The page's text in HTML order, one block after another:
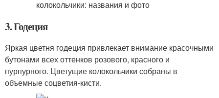
3. Годеция
Яркая цветня годеция привлекает внимание красочными
бутонами всех оттенков розового, красного и
пурпурного. Цветущие колокольчики собраны в
объемные соцветия-кисти.